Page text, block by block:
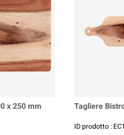
x 250 mm Tagliere
ID prodotto :